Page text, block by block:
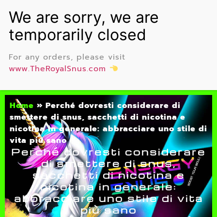
Home » Perché dovresti considerare di
smettere di snus, sacchetti di nicotina e
nicotina in generale: abbracciare uno stile di
vita più sano
Perché dovresti considerare
di smettere di snus,
sacchetti di nicotina e
nicotina in generale:
abbracciare uno stile di vita
più sano
For any orders, please visit
www.TheRoyalSnus.com